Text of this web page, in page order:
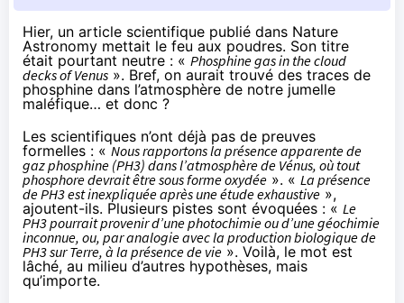
Hier, un article scientifique publié dans Nature
Astronomy mettait le feu aux poudres. Son titre
était pourtant neutre : « Phosphine gas in the cloud
decks of Venus ». Bref, on aurait trouvé des traces de
phosphine dans l’atmosphère de notre jumelle
maléfique… et donc ?
Les scientifiques n’ont déjà pas de preuves
formelles : «Nous rapportons la présence apparente de
gaz phosphine (PH3) dans l’atmosphère de Vénus, où tout
phosphore devrait être sous forme oxydée ». « La présence
de PH3 est inexpliquée après une étude exhaustive »,
ajoutent-ils. Plusieurs pistes sont évoquées : « Le
PH3 pourrait provenir d’une photochimie ou d’une géochimie
inconnue, ou, par analogie avec la production biologique de
PH3 sur Terre, à la présence de vie ». Voilà, le mot est
lâché, au milieu d’autres hypothèses, mais
qu’importe.